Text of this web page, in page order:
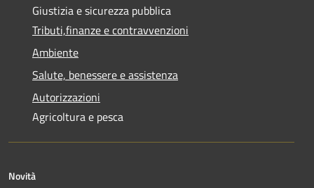
Giustizia e sicurezza pubblica
Tributi,finanze e contravvenzioni
Ambiente
Salute, benessere e assistenza
Autorizzazioni
Agricoltura e pesca
Novità